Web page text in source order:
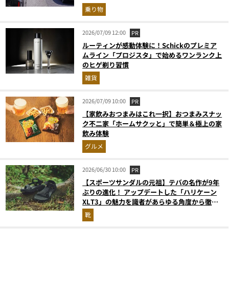
フメンテ術
乗り物
2026/07/09 12:00 PR
ルーティンが感動体験に！Schickのプレミア
ムライン「プロジスタ」で始めるワンランク上
のヒゲ剃り習慣
雑貨
2026/07/09 10:00 PR
【家飲みおつまみはこれ一択】おつまみスナッ
ク不二家「ホームサクッと」で簡単＆極上の家
飲み体験
グルメ
2026/06/30 10:00 PR
【スポーツサンダルの元祖】テバの名作が9年
ぶりの進化！ アップデートした「ハリケーン
XLT3」の魅力を識者があらゆる角度から徹底
解説！
靴